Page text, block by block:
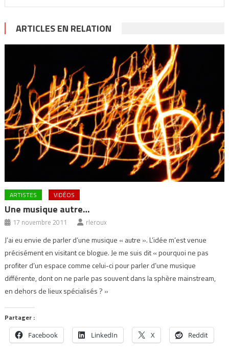
ARTICLES EN RELATION
ARTISTES VIDÉOS
Une musique autre…
17 novembre 2011 rleroux
J’ai eu envie de parler d’une musique « autre ». L’idée m’est venue
précisément en visitant ce blogue. Je me suis dit « pourquoi ne pas
profiter d’un espace comme celui-ci pour parler d’une musique
différente, dont on ne parle pas souvent dans la sphère mainstream,
en dehors de lieux spécialisés ? »
Partager :
Facebook LinkedIn X Reddit